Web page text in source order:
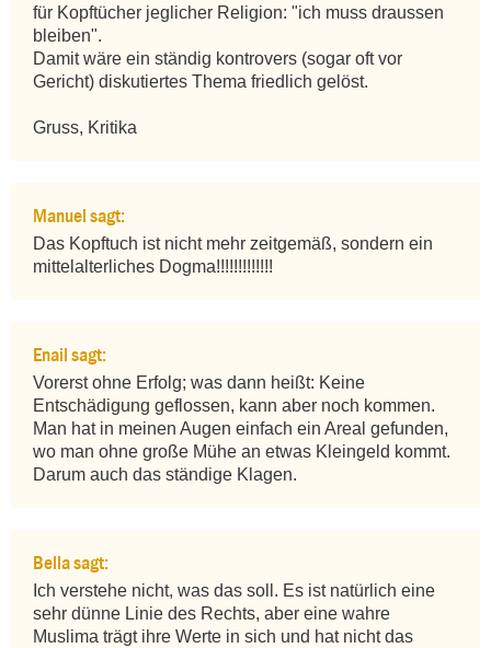
für Kopftücher jeglicher Religion: "ich muss draussen
bleiben".
Damit wäre ein ständig kontrovers (sogar oft vor
Gericht) diskutiertes Thema friedlich gelöst.
Gruss, Kritika
Manuel sagt:
Das Kopftuch ist nicht mehr zeitgemäß, sondern ein
mittelalterliches Dogma!!!!!!!!!!!!!
Enail sagt:
Vorerst ohne Erfolg; was dann heißt: Keine
Entschädigung geflossen, kann aber noch kommen.
Man hat in meinen Augen einfach ein Areal gefunden,
wo man ohne große Mühe an etwas Kleingeld kommt.
Darum auch das ständige Klagen.
Bella sagt:
Ich verstehe nicht, was das soll. Es ist natürlich eine
sehr dünne Linie des Rechts, aber eine wahre
Muslima trägt ihre Werte in sich und hat nicht das